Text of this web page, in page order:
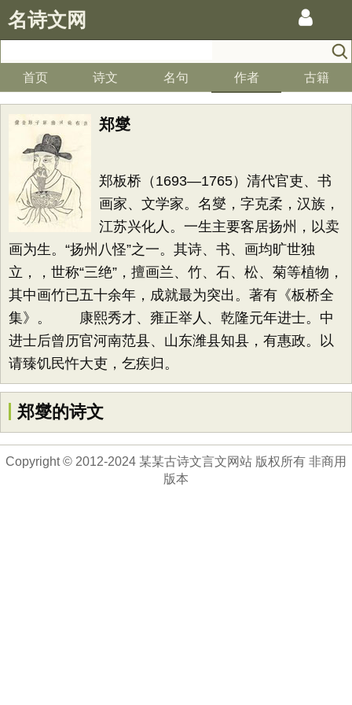
名诗文网
首页 诗文 名句 作者 古籍
郑燮
郑板桥（1693—1765）清代官吏、书
画家、文学家。名燮，字克柔，汉族，
江苏兴化人。一生主要客居扬州，以卖
画为生。“扬州八怪”之一。其诗、书、画均旷世独
立，，世称“三绝”，擅画兰、竹、石、松、菊等植物，
其中画竹已五十余年，成就最为突出。著有《板桥全
集》。 康熙秀才、雍正举人、乾隆元年进士。中
进士后曾历官河南范县、山东潍县知县，有惠政。以
请臻饥民忤大吏，乞疾归。
郑燮的诗文
Copyright © 2012-2024 某某古诗文言文网站 版权所有 非商用
版本